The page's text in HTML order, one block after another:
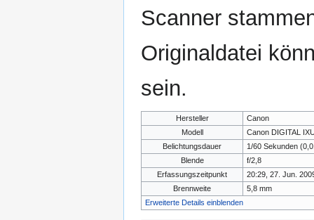
Scanner
Originaldatei
sein.
Hersteller
Canon
Modell
Canon DIGITAL
Belichtungsdauer
1/60 Sekunden
Blende
f/2,8
Erfassungszeitpunkt
20:29, 27. Jun.
Brennweite
5,8 mm
Erweiterte Details einblenden